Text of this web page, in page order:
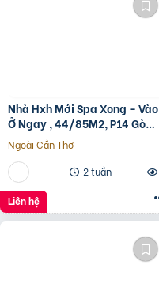
Nhà Hxh Mới Spa Xong – Vào
Ở Ngay , 44/85M2, P14 Gò
Vấp, Giá 4.X Tỷ
Ngoài Cần Thơ
2 tuần
Liên hệ